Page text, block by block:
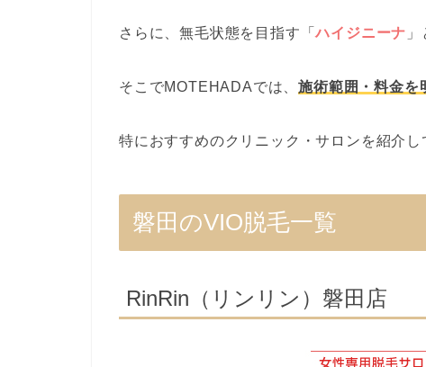
さらに、無毛状態を目指す「ハイジニーナ
そこでMOTEHADAでは、施術範囲・料金を
特におすすめのクリニック・サロンを紹介し
磐田のVIO脱毛一覧
RinRin（リンリン）磐田店